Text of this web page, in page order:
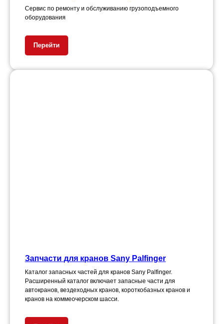
Сервис по ремонту и обслуживанию грузоподъемного
оборудования
Перейти
Запчасти для кранов Sany Palfinger
Каталог запасных частей для кранов Sany Palfinger.
Расширенный каталог включает запасные части для
автокранов, вездеходных кранов, короткобазных кранов и
кранов на коммеочерском шасси.